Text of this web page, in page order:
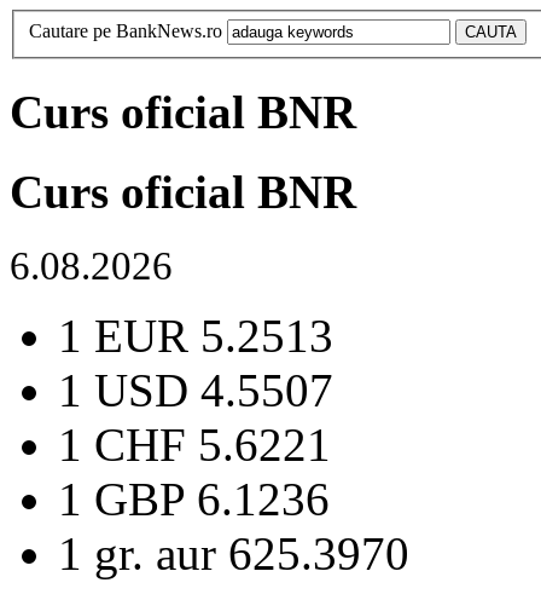
Cautare pe BankNews.ro
Curs oficial BNR
Curs oficial BNR
6.08.2026
1 EUR 5.2513
1 USD 4.5507
1 CHF 5.6221
1 GBP 6.1236
1 gr. aur 625.3970